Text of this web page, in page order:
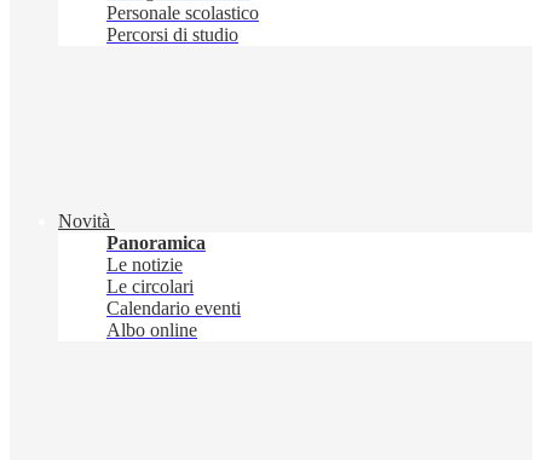
Personale scolastico
Percorsi di studio
Novità
Panoramica
Le notizie
Le circolari
Calendario eventi
Albo online